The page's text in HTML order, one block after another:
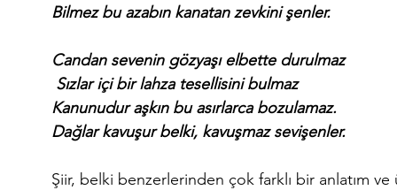
Bilmez bu azabın kanatan zevkini şenler.
Candan sevenin gözyaşı elbette durulmaz
Sızlar içi bir lahza tesellisini bulmaz
Kanunudur aşkın bu asırlarca bozulamaz.
Dağlar kavuşur belki, kavuşmaz sevişenler.
Şiir, belki benzerlerinden çok farklı bir anlatım ve